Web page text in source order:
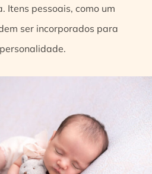
Itens pessoais, como um
ser incorporados para